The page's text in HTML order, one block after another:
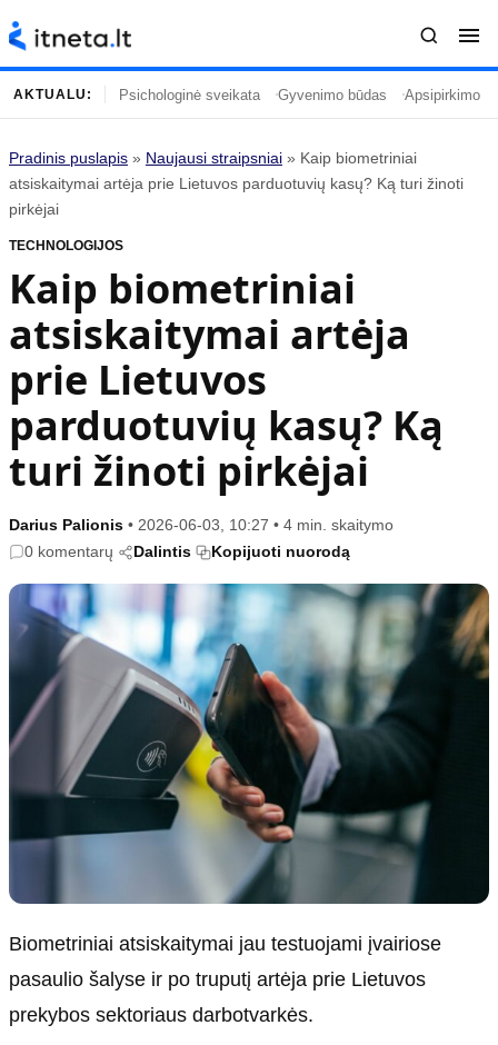
Turinys
Naujausi straipsniai
Gyvenimas
Įdomybės
Mada
Namai ir interjeras
Temos
Technologijos
Gyvenimo būdas
Tėvai ir vaikai
Populiaru
Karjera
Psichologinė sveikata
Tvari mada
Informacija
Privatumo politika
Reklamos politika
Slapukų politika
Redakcija
Apie mus
AKTUALU: Psichologinė sveikata Gyvenimo būdas Apsipirkimo
Pradinis puslapis » Naujausi straipsniai » Kaip biometriniai
atsiskaitymai artėja prie Lietuvos parduotuvių kasų? Ką turi žinoti
pirkėjai
TECHNOLOGIJOS
Kaip biometriniai
atsiskaitymai artėja
prie Lietuvos
parduotuvių kasų? Ką
turi žinoti pirkėjai
Darius Palionis • 2026-06-03, 10:27 • 4 min. skaitymo
0 komentarų
Dalintis Kopijuoti nuorodą
Biometriniai atsiskaitymai jau testuojami įvairiose
pasaulio šalyse ir po truputį artėja prie Lietuvos
prekybos sektoriaus darbotvarkės.